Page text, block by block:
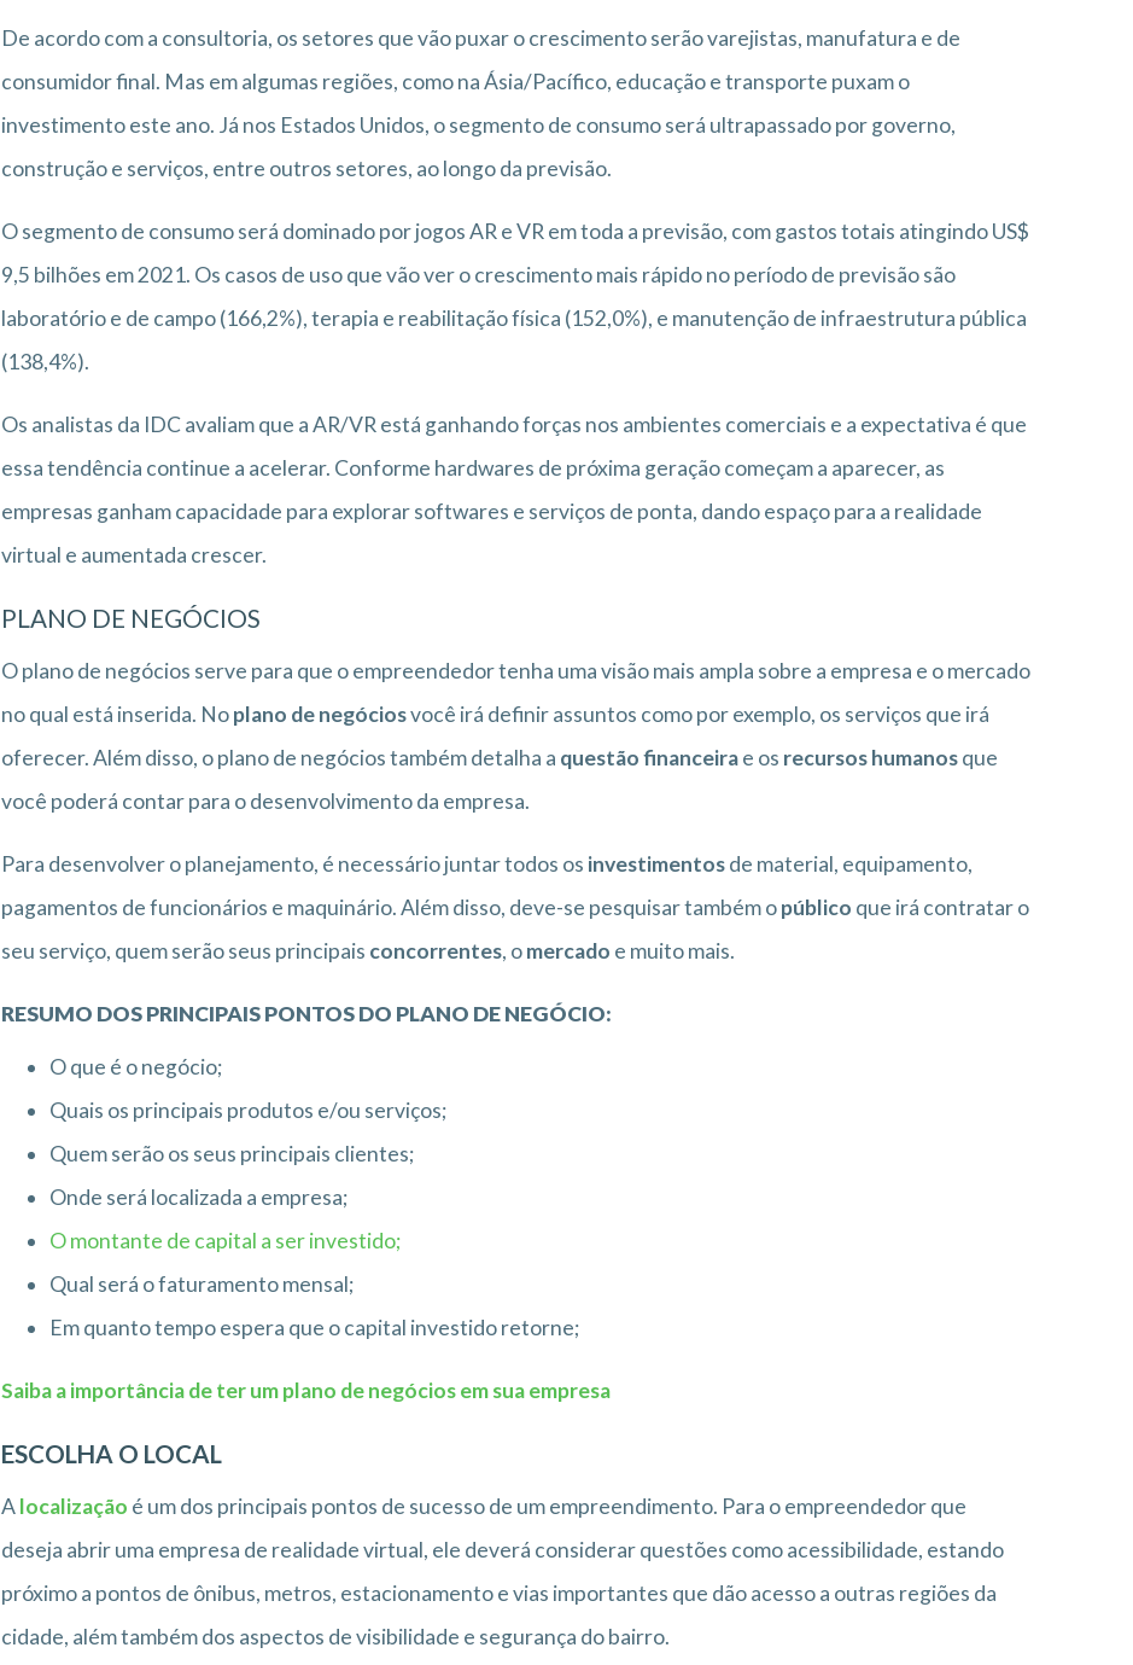
De acordo com a consultoria, os setores que vão puxar o crescimento serão varejistas, manufatura e de
consumidor final. Mas em algumas regiões, como na Ásia/Pacífico, educação e transporte puxam o
investimento este ano. Já nos Estados Unidos, o segmento de consumo será ultrapassado por governo,
construção e serviços, entre outros setores, ao longo da previsão.
O segmento de consumo será dominado por jogos AR e VR em toda a previsão, com gastos totais atingindo US$
9,5 bilhões em 2021. Os casos de uso que vão ver o crescimento mais rápido no período de previsão são
laboratório e de campo (166,2%), terapia e reabilitação física (152,0%), e manutenção de infraestrutura pública
(138,4%).
Os analistas da IDC avaliam que a AR/VR está ganhando forças nos ambientes comerciais e a expectativa é que
essa tendência continue a acelerar. Conforme hardwares de próxima geração começam a aparecer, as
empresas ganham capacidade para explorar softwares e serviços de ponta, dando espaço para a realidade
virtual e aumentada crescer.
PLANO DE NEGÓCIOS
O plano de negócios serve para que o empreendedor tenha uma visão mais ampla sobre a empresa e o mercado
no qual está inserida. Noplano de negóciosvocê irá definir assuntos como por exemplo, os serviços que irá
oferecer. Além disso, o plano de negócios também detalha a questão financeirae os recursos humanosque
você poderá contar para o desenvolvimento da empresa.
Para desenvolver o planejamento, é necessário juntar todos os investimentosde material, equipamento,
pagamentos de funcionários e maquinário. Além disso, deve-se pesquisar também opúblico que irá contratar o
seu serviço, quem serão seus principais concorrentes, omercado e muito mais.
RESUMO DOS PRINCIPAIS PONTOS DO PLANO DE NEGÓCIO:
O que é o negócio;
Quais os principais produtos e/ou serviços;
Quem serão os seus principais clientes;
Onde será localizada a empresa;
O montante de capital a ser investido;
Qual será o faturamento mensal;
Em quanto tempo espera que o capital investido retorne;
Saiba a importância de ter um plano de negócios em sua empresa
ESCOLHA O LOCAL
Alocalização é um dos principais pontos de sucesso de um empreendimento. Para o empreendedor que
deseja abrir uma empresa de realidade virtual, ele deverá considerar questões como acessibilidade, estando
próximo a pontos de ônibus, metros, estacionamento e vias importantes que dão acesso a outras regiões da
cidade, além também dos aspectos de visibilidade e segurança do bairro.